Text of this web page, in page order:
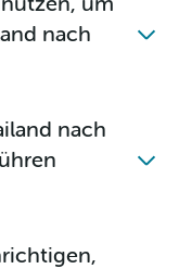
nach
nach